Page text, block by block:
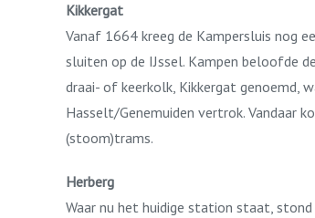
Kikkergat
Vanaf 1664 kreeg de Kampersluis nog
sluiten op de IJssel. Kampen beloofde
draai- of keerkolk, Kikkergat genoemd,
Hasselt/Genemuiden vertrok. Vandaar
(stoom)trams.
Herberg
Waar nu het huidige station staat,